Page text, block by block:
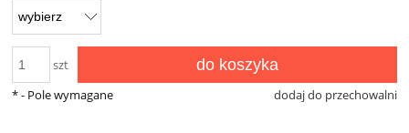
szt do koszyka
dodaj do przechowalni
*- Pole wymagane